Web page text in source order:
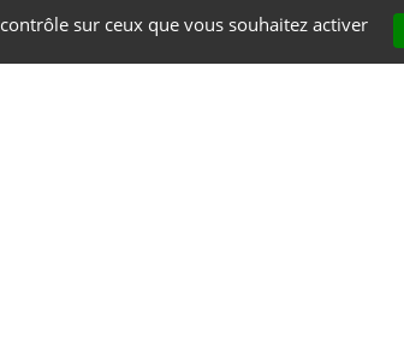
sur ceux que vous souhaitez activer